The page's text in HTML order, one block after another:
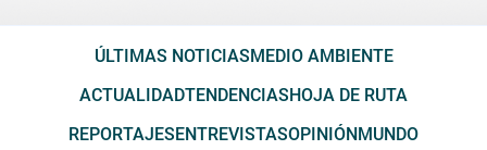
ÚLTIMAS NOTICIAS MEDIO AMBIENTE
ACTUALIDADTENDENCIAS HOJA DE RUTA
REPORTAJES ENTREVISTASOPINIÓN MUNDO